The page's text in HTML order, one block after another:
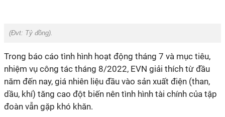
(Đvt: Tỷ đồng).
Trong báo cáo tình hình hoạt động tháng 7 và mục tiêu,
nhiệm vụ công tác tháng 8/2022, EVN giải thích từ đầu
năm đến nay, giá nhiên liệu đầu vào sản xuất điện (than,
dầu, khí) tăng cao đột biến nên tình hình tài chính của tập
đoàn vẫn gặp khó khăn.